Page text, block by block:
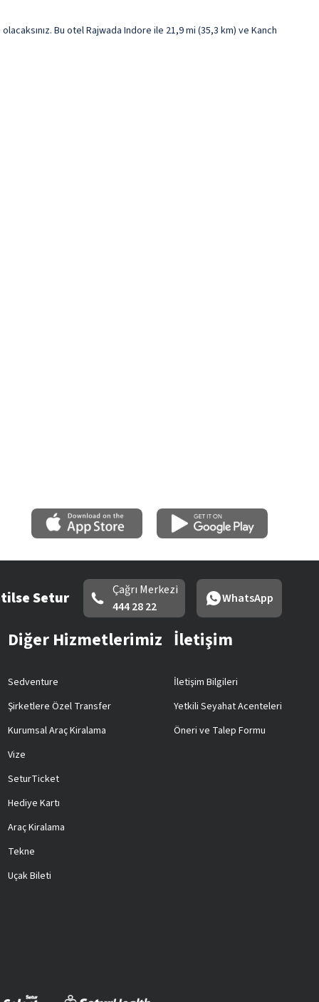
Bu otel Rajwada Indore ile 21,9 mi (35,3 km) ve Kanch
Setur
Çağrı Merkezi
444 28 22
WhatsApp
Diğer Hizmetlerimiz
Sedventure
Şirketlere Özel Transfer
Kurumsal Araç Kiralama
Vize
SeturTicket
Hediye Kartı
Araç Kiralama
Tekne
Uçak Bileti
İletişim
İletişim Bilgileri
Yetkili Seyahat Acenteleri
Öneri ve Talep Formu